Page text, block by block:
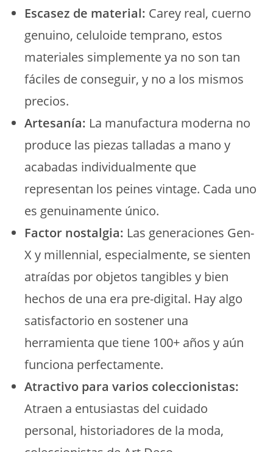
Escasez de material: Carey real, cuerno
genuino, celuloide temprano, estos
materiales simplemente ya no son tan
fáciles de conseguir, y no a los mismos
precios.
Artesanía: La manufactura moderna no
produce las piezas talladas a mano y
acabadas individualmente que
representan los peines vintage. Cada uno
es genuinamente único.
Factor nostalgia: Las generaciones Gen-
X y millennial, especialmente, se sienten
atraídas por objetos tangibles y bien
hechos de una era pre-digital. Hay algo
satisfactorio en sostener una
herramienta que tiene 100+ años y aún
funciona perfectamente.
Atractivo para varios coleccionistas:
Atraen a entusiastas del cuidado
personal, historiadores de la moda,